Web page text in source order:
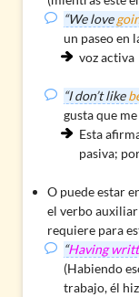
“We love
un paseo en
voz activa
“I don’t like
gusta que
Esta
pasiva;
O puede estar
el verbo auxiliar
requiere para
“Having
(Habiendo
trabajo, él